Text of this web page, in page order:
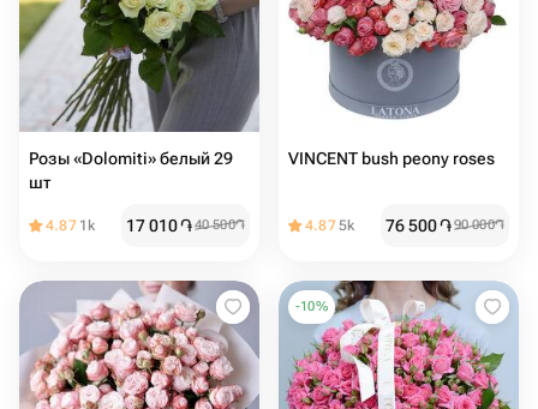
Розы «Dolomiti» белый 29
шт
4.87 1k 17 010֏40 500֏
VINCENT bush peony roses
4.875k 76 500֏90 000֏
-10%